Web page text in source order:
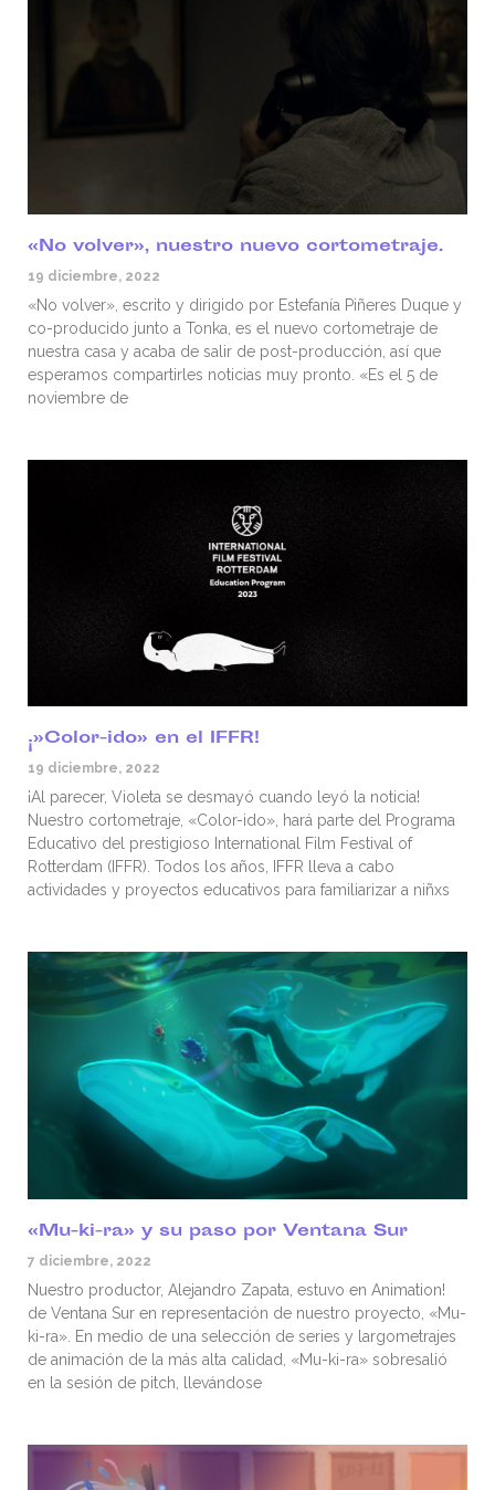
«No volver», nuestro nuevo cortometraje.
19 diciembre, 2022
«No volver», escrito y dirigido por Estefanía Piñeres Duque y
co-producido junto a Tonka, es el nuevo cortometraje de
nuestra casa y acaba de salir de post-producción, así que
esperamos compartirles noticias muy pronto. «Es el 5 de
noviembre de
¡»Color-ido» en el IFFR!
19 diciembre, 2022
¡Al parecer, Violeta se desmayó cuando leyó la noticia!
Nuestro cortometraje, «Color-ido», hará parte del Programa
Educativo del prestigioso International Film Festival of
Rotterdam (IFFR). Todos los años, IFFR lleva a cabo
actividades y proyectos educativos para familiarizar a niñxs
«Mu-ki-ra» y su paso por Ventana Sur
7 diciembre, 2022
Nuestro productor, Alejandro Zapata, estuvo en Animation!
de Ventana Sur en representación de nuestro proyecto, «Mu-
ki-ra». En medio de una selección de series y largometrajes
de animación de la más alta calidad, «Mu-ki-ra» sobresalió
en la sesión de pitch, llevándose